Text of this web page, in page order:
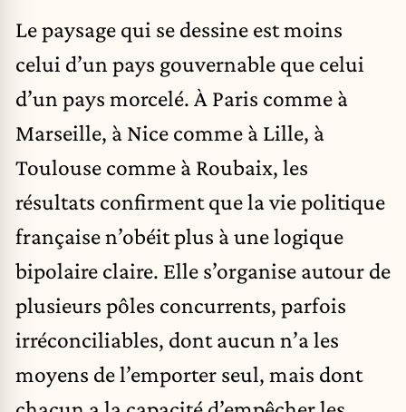
Le paysage qui se dessine est moins
celui d’un pays gouvernable que celui
d’un pays morcelé. À Paris comme à
Marseille, à Nice comme à Lille, à
Toulouse comme à Roubaix, les
résultats confirment que la vie politique
française n’obéit plus à une logique
bipolaire claire. Elle s’organise autour de
plusieurs pôles concurrents, parfois
irréconciliables, dont aucun n’a les
moyens de l’emporter seul, mais dont